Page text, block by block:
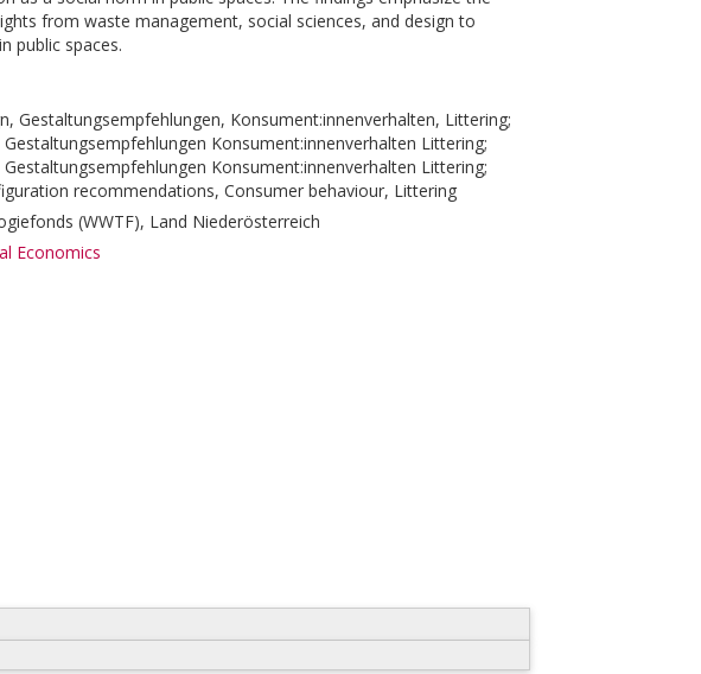
from waste management, social sciences, and design to
public spaces.
Gestaltungsempfehlungen, Konsument:innenverhalten, Littering;
Konsument:innenverhalten Littering;
Konsument:innenverhalten Littering;
recommendations, Consumer behaviour, Littering
(WWTF), Land Niederösterreich
Economics